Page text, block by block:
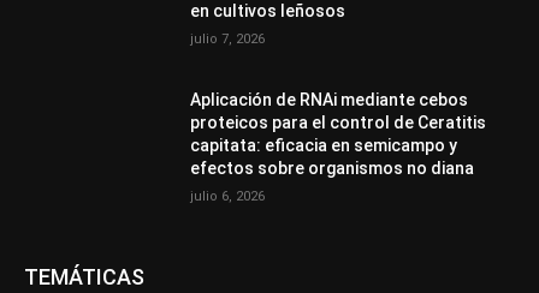
en cultivos leñosos
julio 7, 2026
Aplicación de RNAi mediante cebos
proteicos para el control de Ceratitis
capitata: eficacia en semicampo y
efectos sobre organismos no diana
julio 6, 2026
TEMÁTICAS